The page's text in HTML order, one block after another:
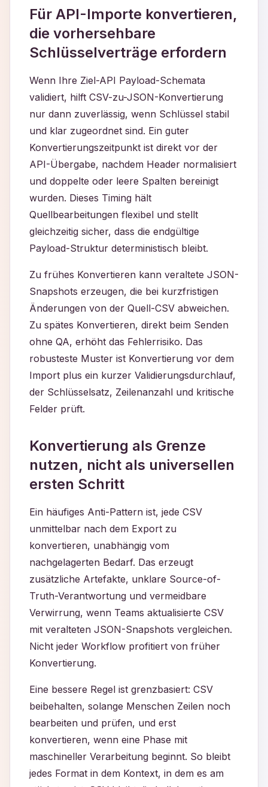
Für API-Importe konvertieren,
die vorhersehbare
Schlüsselverträge erfordern
Wenn Ihre Ziel-API Payload-Schemata
validiert, hilft CSV-zu-JSON-Konvertierung
nur dann zuverlässig, wenn Schlüssel stabil
und klar zugeordnet sind. Ein guter
Konvertierungszeitpunkt ist direkt vor der
API-Übergabe, nachdem Header normalisiert
und doppelte oder leere Spalten bereinigt
wurden. Dieses Timing hält
Quellbearbeitungen flexibel und stellt
gleichzeitig sicher, dass die endgültige
Payload-Struktur deterministisch bleibt.
Zu frühes Konvertieren kann veraltete JSON-
Snapshots erzeugen, die bei kurzfristigen
Änderungen von der Quell-CSV abweichen.
Zu spätes Konvertieren, direkt beim Senden
ohne QA, erhöht das Fehlerrisiko. Das
robusteste Muster ist Konvertierung vor dem
Import plus ein kurzer Validierungsdurchlauf,
der Schlüsselsatz, Zeilenanzahl und kritische
Felder prüft.
Konvertierung als Grenze
nutzen, nicht als universellen
ersten Schritt
Ein häufiges Anti-Pattern ist, jede CSV
unmittelbar nach dem Export zu
konvertieren, unabhängig vom
nachgelagerten Bedarf. Das erzeugt
zusätzliche Artefakte, unklare Source-of-
Truth-Verantwortung und vermeidbare
Verwirrung, wenn Teams aktualisierte CSV
mit veralteten JSON-Snapshots vergleichen.
Nicht jeder Workflow profitiert von früher
Konvertierung.
Eine bessere Regel ist grenzbasiert: CSV
beibehalten, solange Menschen Zeilen noch
bearbeiten und prüfen, und erst
konvertieren, wenn eine Phase mit
maschineller Verarbeitung beginnt. So bleibt
jedes Format in dem Kontext, in dem es am